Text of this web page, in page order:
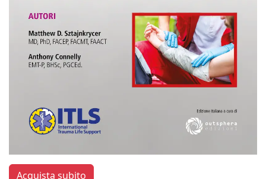
Acquista subito